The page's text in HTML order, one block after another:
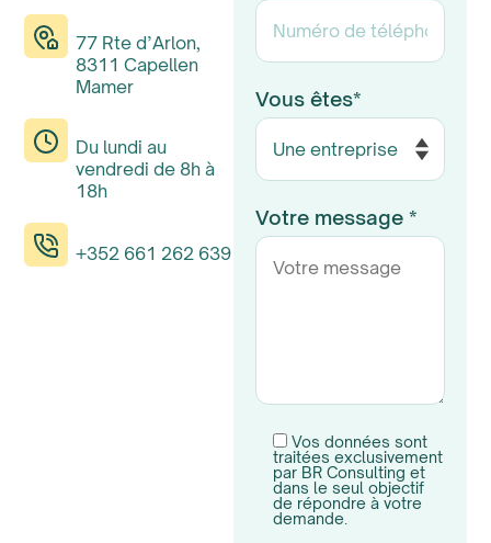
77 Rte d’Arlon,
8311 Capellen
Mamer
Du lundi au
vendredi de 8h à
18h
+352 661 262 639
Vous êtes*
Votre message *
Vos données sont
traitées exclusivement
par BR Consulting et
dans le seul objectif
de répondre à votre
demande.